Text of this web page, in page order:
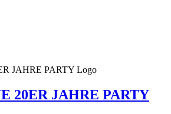
20ER JAHRE PARTY